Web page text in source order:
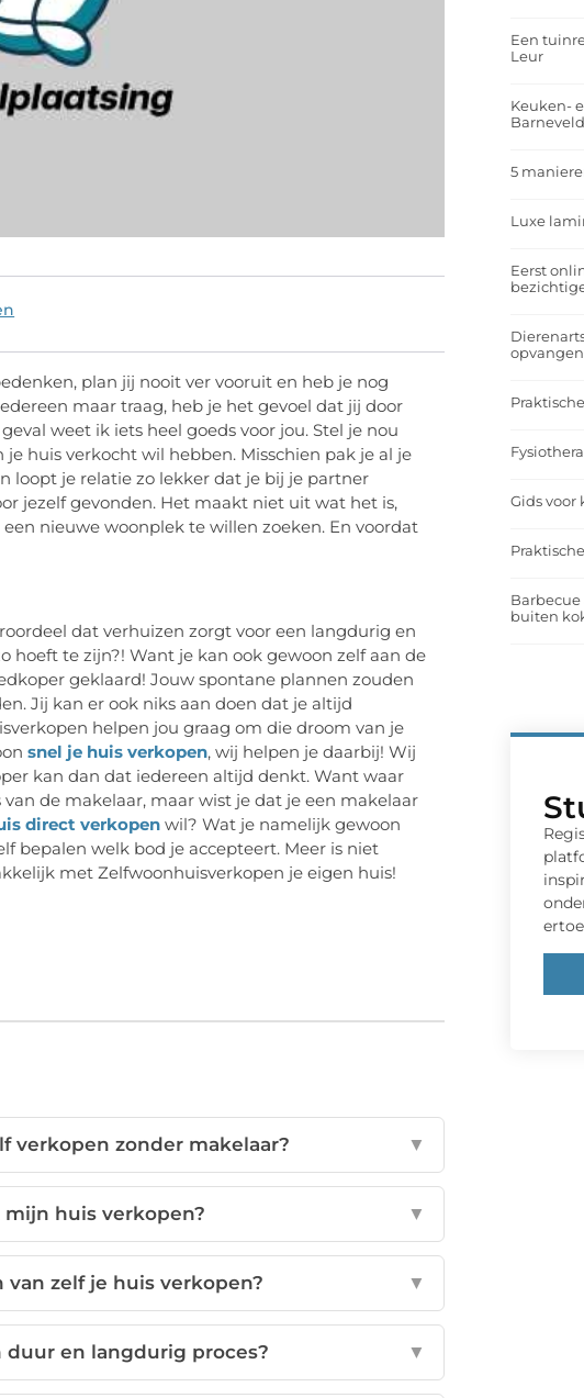
plan jij nooit ver vooruit en heb je nog
maar traag, heb je het gevoel dat jij door
weet ik iets heel goeds voor jou. Stel je nou
huis verkocht wil hebben. Misschien pak je al je
loopt je relatie zo lekker dat je bij je partner
jezelf gevonden. Het maakt niet uit wat het is,
nieuwe woonplek te willen zoeken. En voordat
dat verhuizen zorgt voor een langdurig en
hoeft te zijn?! Want je kan ook gewoon zelf aan de
geklaard! Jouw spontane plannen zouden
Jij kan er ook niks aan doen dat je altijd
helpen jou graag om die droom van je
snel je huis verkopen, wij helpen je daarbij! Wij
kan dan dat iedereen altijd denkt. Want waar
de makelaar, maar wist je dat je een makelaar
direct verkopenwil? Wat je namelijk gewoon
bepalen welk bod je accepteert. Meer is niet
met Zelfwoonhuisverkopen je eigen huis!
verkopen zonder makelaar? ▼
mijn huis verkopen? ▼
zelf je huis verkopen? ▼
duur en langdurig proces? ▼
Een
Leur
Keuken-
Barneveld
5
Luxe
Eerst
opvangen
Gids
Barbecue
buiten